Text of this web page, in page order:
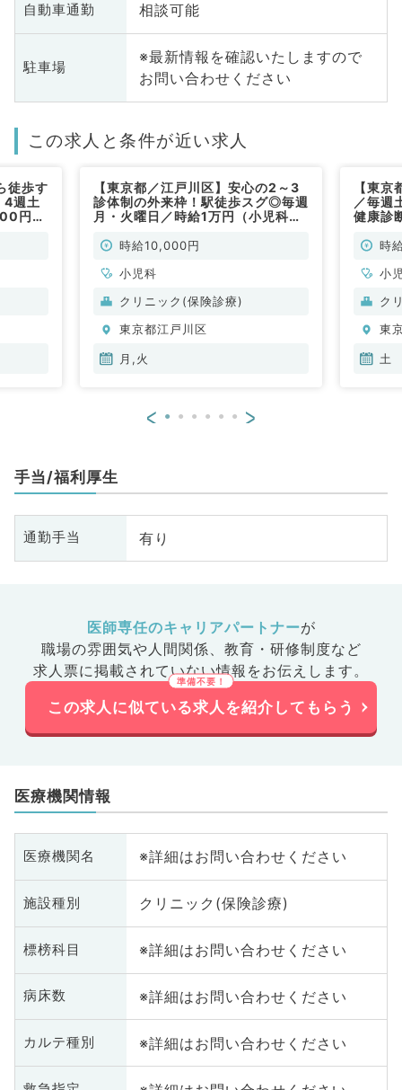
自動車通勤 相談可能
駐車場
※最新情報を確認いたしますので
お問い合わせください
この求人と条件が近い求人
徒歩す
週土
円☆
【東京都／江戸川区】安心の2～3
診体制の外来枠！駅徒歩スグ◎毎週
月・火曜日／時給1万円（小児科／
時給10,000円
小児科
クリニック(保険診療)
東京都江戸川区
月,火
【東
／毎週
健康診
時
小
ク
東
土
< >
手当/福利厚生
通勤手当 有り
医師専任のキャリアパートナーが
職場の雰囲気や人間関係、 教育・研修制度など
求人票に掲載されていない情報をお伝えします。
この求人に似ている求人を紹介してもらう
医療機関情報
医療機関名 ※詳細はお問い合わせください
施設種別 クリニック(保険診療)
標榜科目 ※詳細はお問い合わせください
病床数 ※詳細はお問い合わせください
カルテ種別 ※詳細はお問い合わせください